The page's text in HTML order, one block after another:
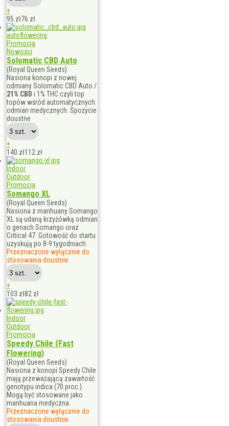
+
95 zł76 zł
autoflowering
Promocja
Nowości
Solomatic CBD Auto
(Royal Queen Seeds)
Nasiona konopi z nowej
odmiany Solomatic CBD Auto /
21% CBD i 1% THC czyli top
topów wśród automatycznych
odmian medycznych. Spożycie
doustne
+
140 zł112 zł
Indoor
Outdoor
Promocja
Somango XL
(Royal Queen Seeds)
Nasiona z marihuany Somango
XL są udaną krzyżówką odmian
o genach Somango oraz
Critical 47. Gotowość do startu
uzyskują po 8-9 tygodniach.
Przeznaczone wyłącznie do
stosowania doustnie.
+
103 zł82 zł
Indoor
Outdoor
Promocja
Speedy Chile (Fast
Flowering)
(Royal Queen Seeds)
Nasiona z konopi Speedy Chile
mają przeważającą zawartość
genotypu indica (70 proc.).
Mogą być stosowane jako
marihuana medyczna.
Przeznaczone wyłącznie do
stosowania doustnie.